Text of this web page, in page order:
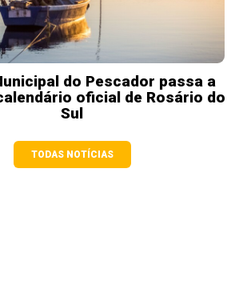
do Pescador passa a
oficial de Rosário do
Sul
TODAS NOTÍCIAS